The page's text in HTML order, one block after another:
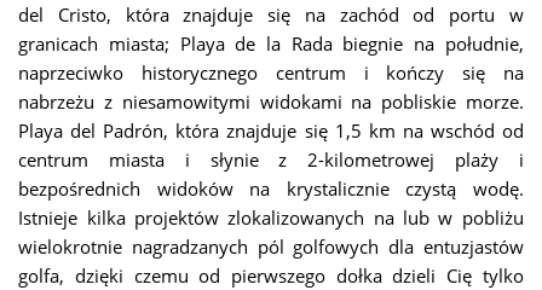
del Cristo, która znajduje się na zachód od portu w
granicach miasta; Playa de la Rada biegnie na południe,
naprzeciwko historycznego centrum i kończy się na
nabrzeżu z niesamowitymi widokami na pobliskie morze.
Playa del Padrón, która znajduje się 1,5 km na wschód od
centrum miasta i słynie z 2-kilometrowej plaży i
bezpośrednich widoków na krystalicznie czystą wodę.
Istnieje kilka projektów zlokalizowanych na lub w pobliżu
wielokrotnie nagradzanych pól golfowych dla entuzjastów
golfa, dzięki czemu od pierwszego dołka dzieli Cię tylko